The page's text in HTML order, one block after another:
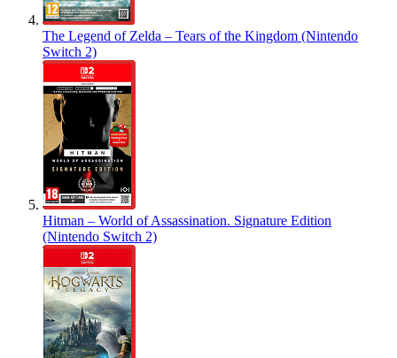
The Legend of Zelda – Tears of the Kingdom (Nintendo
Switch 2)
Hitman – World of Assassination. Signature Edition
(Nintendo Switch 2)